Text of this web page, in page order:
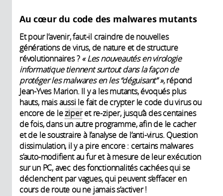
Au cœur du code des malwares mutants
Et pour l’avenir, faut-il craindre de nouvelles
générations de virus, de nature et de structure
révolutionnaires ?« Les nouveautés en virologie
informatique tiennent surtout dans la façon de
protéger les malwares en les “déguisant” », répond
Jean-Yves Marion. Il y a les mutants, évoqués plus
hauts, mais aussi le fait de crypter le code du virus ou
encore de leziperet re-ziper, jusqu’à des centaines
de fois, dans un autre programme, afin de le cacher
et de le soustraire à l’analyse de l’anti-virus. Question
dissimulation, il y a pire encore : certains malwares
s’auto-modifient au fur et à mesure de leur exécution
sur un PC, avec des fonctionnalités cachées qui se
déclenchent par vagues, qui peuvent s’effacer en
cours de route ou ne jamais s’activer !